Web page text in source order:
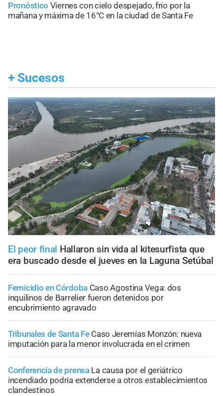
Pronóstico Viernes con cielo despejado, frío por la
mañana y máxima de 16°C en la ciudad de Santa Fe
+ Sucesos
El peor final Hallaron sin vida al kitesurfista que
era buscado desde el jueves en la Laguna Setúbal
Femicidio en Córdoba Caso Agostina Vega: dos
inquilinos de Barrelier fueron detenidos por
encubrimiento agravado
Tribunales de Santa Fe Caso Jeremías Monzón: nueva
imputación para la menor involucrada en el crimen
Conferencia de prensa La causa por el geriátrico
incendiado podría extenderse a otros establecimientos
clandestinos